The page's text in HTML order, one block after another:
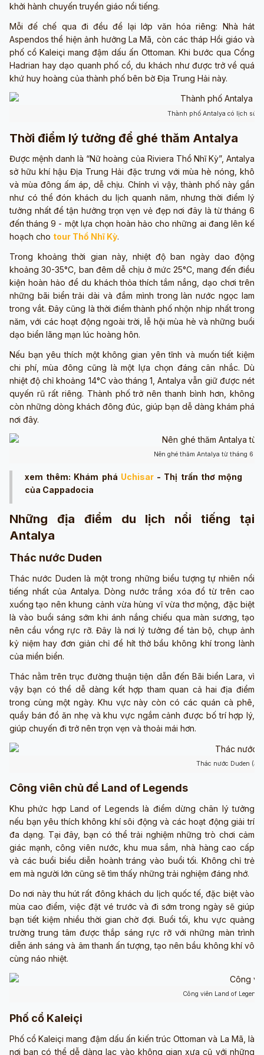
khởi hành chuyến truyền giáo nổi tiếng.
Mỗi đế chế qua đi đều để lại lớp văn hóa riêng: Nhà hát
Aspendos thể hiện ảnh hưởng La Mã, còn các tháp Hồi giáo và
phố cổ Kaleiçi mang đậm dấu ấn Ottoman. Khi bước qua Cổng
Hadrian hay dạo quanh phố cổ, du khách như được trở về quá
khứ huy hoàng của thành phố bên bờ Địa Trung Hải này.
Thành phố Antalya có lịch sử
Thời điểm lý tưởng để ghé thăm Antalya
Được mệnh danh là “Nữ hoàng của Riviera Thổ Nhĩ Kỳ”, Antalya
sở hữu khí hậu Địa Trung Hải đặc trưng với mùa hè nóng, khô
và mùa đông ấm áp, dễ chịu. Chính vì vậy, thành phố này gần
như có thể đón khách du lịch quanh năm, nhưng thời điểm lý
tưởng nhất để tận hưởng trọn vẹn vẻ đẹp nơi đây là từ tháng 6
đến tháng 9 - một lựa chọn hoàn hảo cho những ai đang lên kế
hoạch cho tour Thổ Nhĩ Kỳ.
Trong khoảng thời gian này, nhiệt độ ban ngày dao động
khoảng 30-35°C, ban đêm dễ chịu ở mức 25°C, mang đến điều
kiện hoàn hảo để du khách thỏa thích tắm nắng, dạo chơi trên
những bãi biển trải dài và đắm mình trong làn nước ngọc lam
trong vắt. Đây cũng là thời điểm thành phố nhộn nhịp nhất trong
năm, với các hoạt động ngoài trời, lễ hội mùa hè và những buổi
dạo biển lãng mạn lúc hoàng hôn.
Nếu bạn yêu thích một không gian yên tĩnh và muốn tiết kiệm
chi phí, mùa đông cũng là một lựa chọn đáng cân nhắc. Dù
nhiệt độ chỉ khoảng 14°C vào tháng 1, Antalya vẫn giữ được nét
quyến rũ rất riêng. Thành phố trở nên thanh bình hơn, không
còn những dòng khách đông đúc, giúp bạn dễ dàng khám phá
nơi đây.
Nên ghé thăm Antalya từ tháng 6
xem thêm: Khám phá Uchisar- Thị trấn thơ mộng
của Cappadocia
Những địa điểm du lịch nổi tiếng tại
Antalya
Thác nước Duden
Thác nước Duden là một trong những biểu tượng tự nhiên nổi
tiếng nhất của Antalya. Dòng nước trắng xóa đổ từ trên cao
xuống tạo nên khung cảnh vừa hùng vĩ vừa thơ mộng, đặc biệt
là vào buổi sáng sớm khi ánh nắng chiếu qua màn sương, tạo
nên cầu vồng rực rỡ. Đây là nơi lý tưởng để tản bộ, chụp ảnh
kỷ niệm hay đơn giản chỉ để hít thở bầu không khí trong lành
của miền biển.
Thác nằm trên trục đường thuận tiện dẫn đến Bãi biển Lara, vì
vậy bạn có thể dễ dàng kết hợp tham quan cả hai địa điểm
trong cùng một ngày. Khu vực này còn có các quán cà phê,
quầy bán đồ ăn nhẹ và khu vực ngắm cảnh được bố trí hợp lý,
giúp chuyến đi trở nên trọn vẹn và thoải mái hơn.
Thác nước Duden
Công viên chủ đề Land of Legends
Khu phức hợp Land of Legends là điểm dừng chân lý tưởng
nếu bạn yêu thích không khí sôi động và các hoạt động giải trí
đa dạng. Tại đây, bạn có thể trải nghiệm những trò chơi cảm
giác mạnh, công viên nước, khu mua sắm, nhà hàng cao cấp
và các buổi biểu diễn hoành tráng vào buổi tối. Không chỉ trẻ
em mà người lớn cũng sẽ tìm thấy những trải nghiệm đáng nhớ.
Do nơi này thu hút rất đông khách du lịch quốc tế, đặc biệt vào
mùa cao điểm, việc đặt vé trước và đi sớm trong ngày sẽ giúp
bạn tiết kiệm nhiều thời gian chờ đợi. Buổi tối, khu vực quảng
trường trung tâm được thắp sáng rực rỡ với những màn trình
diễn ánh sáng và âm thanh ấn tượng, tạo nên bầu không khí vô
cùng náo nhiệt.
Công viên Land of
Phố cổ Kaleiçi
Phố cổ Kaleiçi mang đậm dấu ấn kiến trúc Ottoman và La Mã, là
nơi bạn có thể dễ dàng lạc vào không gian xưa cũ với những